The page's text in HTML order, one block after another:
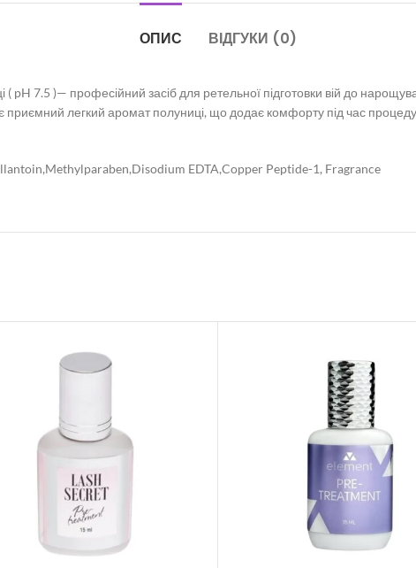
ОПИС ВІДГУКИ (0)
pH 7.5 )— професійний засіб для ретельної підготовки вій до
легкий аромат полуниці, що додає комфорту під час
EDTA,Copper Peptide-1, Fragrance